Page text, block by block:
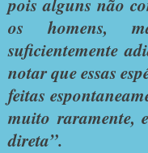
os homens,
suficientemente
notar que essas
feitas
muito raramente,
direta”.